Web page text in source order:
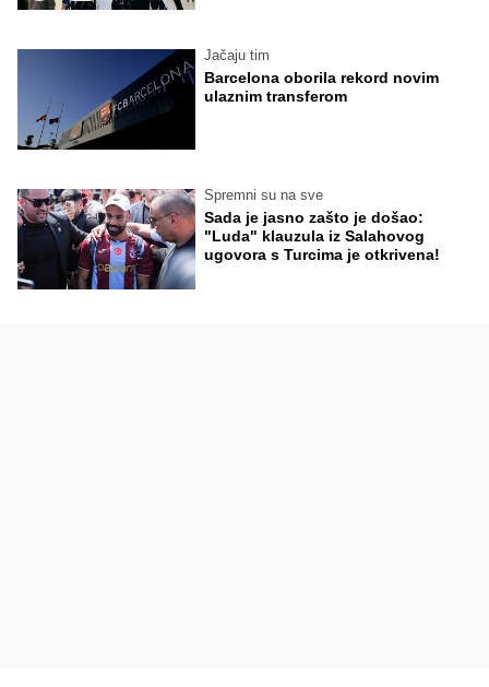
Jačaju tim
Barcelona oborila rekord novim
ulaznim transferom
Spremni su na sve
Sada je jasno zašto je došao:
"Luda" klauzula iz Salahovog
ugovora s Turcima je otkrivena!